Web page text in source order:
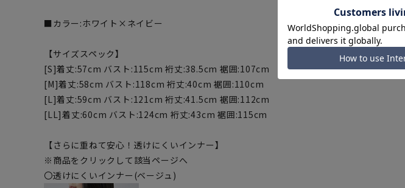
■カラー:ホワイト×ネイビー
【サイズスペック】
[S]着丈:57cm バスト:115cm 裄丈:38.5cm 裾囲:107cm
[M]着丈:58cm バスト:118cm 裄丈:40cm 裾囲:110cm
[L]着丈:59cm バスト:121cm 裄丈:41.5cm 裾囲:112cm
[LL]着丈:60cm バスト:124cm 裄丈:43cm 裾囲:115cm
【さらに重ねて安心！透けにくいインナー】
※商品をクリックして該当ページへ
〇透けにくいインナー(ベージュ)